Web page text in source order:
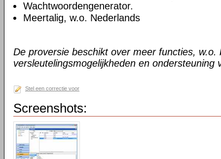
Wachtwoordengenerator.
Meertalig, w.o. Nederlands
De proversie beschikt over meer functies, w.o.
versleutelingsmogelijkheden en ondersteuning
Stel een correctie voor
Screenshots: